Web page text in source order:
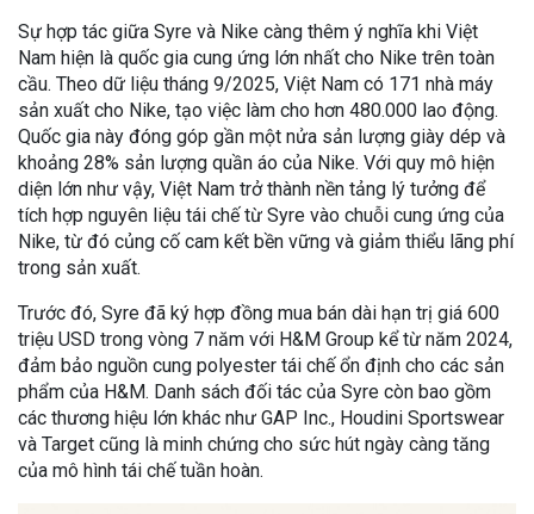
Sự hợp tác giữa Syre và Nike càng thêm ý nghĩa khi Việt
Nam hiện là quốc gia cung ứng lớn nhất cho Nike trên toàn
cầu. Theo dữ liệu tháng 9/2025, Việt Nam có 171 nhà máy
sản xuất cho Nike, tạo việc làm cho hơn 480.000 lao động.
Quốc gia này đóng góp gần một nửa sản lượng giày dép và
khoảng 28% sản lượng quần áo của Nike. Với quy mô hiện
diện lớn như vậy, Việt Nam trở thành nền tảng lý tưởng để
tích hợp nguyên liệu tái chế từ Syre vào chuỗi cung ứng của
Nike, từ đó củng cố cam kết bền vững và giảm thiểu lãng phí
trong sản xuất.
Trước đó, Syre đã ký hợp đồng mua bán dài hạn trị giá 600
triệu USD trong vòng 7 năm với H&M Group kể từ năm 2024,
đảm bảo nguồn cung polyester tái chế ổn định cho các sản
phẩm của H&M. Danh sách đối tác của Syre còn bao gồm
các thương hiệu lớn khác như GAP Inc., Houdini Sportswear
và Target cũng là minh chứng cho sức hút ngày càng tăng
của mô hình tái chế tuần hoàn.